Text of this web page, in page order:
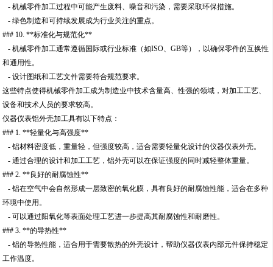
- 机械零件加工过程中可能产生废料、噪音和污染，需要采取环保措施。
- 绿色制造和可持续发展成为行业关注的重点。
### 10. **标准化与规范化**
- 机械零件加工通常遵循国际或行业标准（如ISO、GB等），以确保零件的互换性
和通用性。
- 设计图纸和工艺文件需要符合规范要求。
这些特点使得机械零件加工成为制造业中技术含量高、性强的领域，对加工工艺、
设备和技术人员的要求较高。
仪器仪表铝外壳加工具有以下特点：
### 1. **轻量化与高强度**
- 铝材料密度低，重量轻，但强度较高，适合需要轻量化设计的仪器仪表外壳。
- 通过合理的设计和加工工艺，铝外壳可以在保证强度的同时减轻整体重量。
### 2. **良好的耐腐蚀性**
- 铝在空气中会自然形成一层致密的氧化膜，具有良好的耐腐蚀性能，适合在多种
环境中使用。
- 可以通过阳氧化等表面处理工艺进一步提高其耐腐蚀性和耐磨性。
### 3. **的导热性**
- 铝的导热性能，适合用于需要散热的外壳设计，帮助仪器仪表内部元件保持稳定
工作温度。